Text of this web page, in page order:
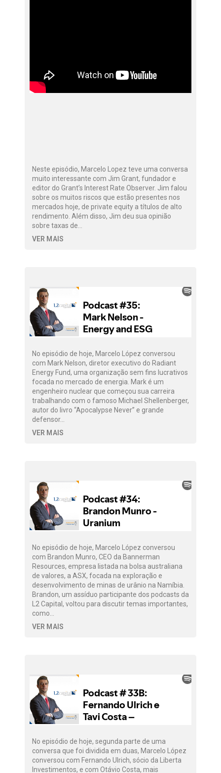
Neste episódio, Marcelo Lopez teve uma conversa
muito interessante com Jim Grant, fundador e
editor do Grant’s Interest Rate Observer. Jim falou
sobre os muitos riscos que estão presentes nos
mercados hoje, de private equity a títulos de alto
rendimento. Além disso, Jim deu sua opinião
sobre taxas de…
VER MAIS
No episódio de hoje, Marcelo López conversou
com Mark Nelson, diretor executivo do Radiant
Energy Fund, uma organização sem fins lucrativos
focada no mercado de energia. Mark é um
engenheiro nuclear que começou sua carreira
trabalhando com o famoso Michael Shellenberger,
autor do livro “Apocalypse Never” e grande
defensor…
VER MAIS
No episódio de hoje, Marcelo López conversou
com Brandon Munro, CEO da Bannerman
Resources, empresa listada na bolsa australiana
de valores, a ASX, focada na exploração e
desenvolvimento de minas de urânio na Namíbia.
Brandon, um assíduo participante dos podcasts da
L2 Capital, voltou para discutir temas importantes,
como…
VER MAIS
No episódio de hoje, segunda parte de uma
conversa que foi dividida em duas, Marcelo López
conversou com Fernando Ulrich, sócio da Liberta
Investimentos, e com Otávio Costa, mais